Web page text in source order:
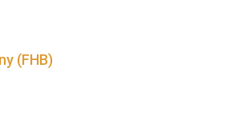
(FHB)